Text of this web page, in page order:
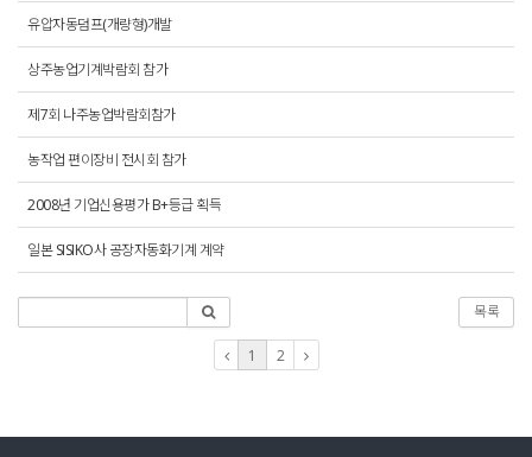
유압자동덤프(개량형)개발
상주농업기계박람회 참가
제7회 나주농업박람회참가
농작업 편이장비 전시회 참가
2008년 기업신용평가 B+등급 획득
일본 SISIKO사 공장자동화기계 계약
목록
1 2